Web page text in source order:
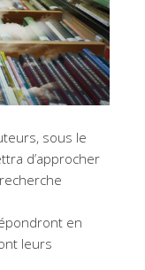
sous le
d’approcher
en
leurs